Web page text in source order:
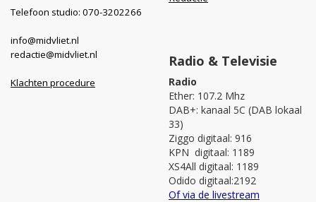
Telefoon studio: 070-3202266
info@midvliet.nl
redactie@midvliet.nl
Klachten procedure
Radio & Televisie
Radio
Ether: 107.2 Mhz
DAB+: kanaal 5C (DAB lokaal
33)
Ziggo digitaal: 916
KPN digitaal: 1189
XS4All digitaal: 1189
Odido digitaal:2192
Of via de livestream